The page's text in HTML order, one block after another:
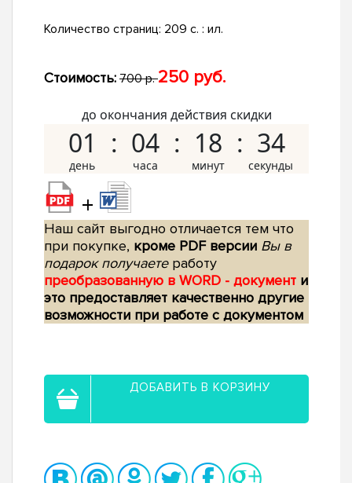
Количество страниц: 209 с. : ил.
Стоимость: 700 р.250 руб.
до окончания действия скидки
01 04 18 33
+
Наш сайт выгодно отличается тем что
при покупке, кроме PDF версии Вы в
подарок получаетеработу
преобразованную в WORD - документ и
это предоставляет качественно другие
возможности при работе с документом
ДОБАВИТЬ В КОРЗИНУ